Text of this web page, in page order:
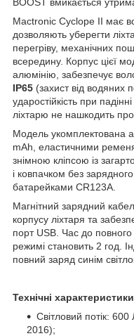
Mactronic Cyclope II має
дозволяють уберегти
перегріву, механічних
всередину. Корпус цієї
алюмінію, забезпечує
IP65 (захист від водяних
ударостійкість при
ліхтарю не нашкодить
Модель укомплектована
mAh, еластичними
знімною кліпсою із
і ковпачком без
батарейками CR123A.
Магнітний зарядний
корпусу ліхтаря та
порт USB. Час до
режимі становить 2 год.
повний заряд синім
Технічні
Світловий потік:
2016);